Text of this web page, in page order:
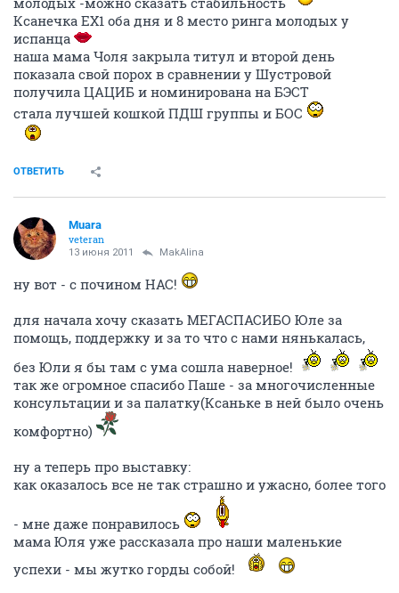
Ксанечка ЕХ1 оба дня и 8 место ринга молодых у
испанца
наша мама Чоля закрыла титул и второй день
показала свой порох в сравнении у Шустровой
получила ЦАЦИБ и номинирована на БЭСТ
стала лучшей кошкой ПДШ группы и БОС
ОТВЕТИТЬ
Muara
veteran
13 июня 2011 MakAlina
ну вот - с почином НАС!
для начала хочу сказать МЕГАСПАСИБО Юле за
помощь, поддержку и за то что с нами нянькалась,
без Юли я бы там с ума сошла наверное!
так же огромное спасибо Паше - за многочисленные
консультации и за палатку(Ксаньке в ней было очень
комфортно)
ну а теперь про выставку:
как оказалось все не так страшно и ужасно, более того
- мне даже понравилось
мама Юля уже рассказала про наши маленькие
успехи - мы жутко горды собой!